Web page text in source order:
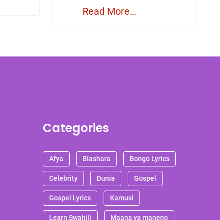
Read More…
Categories
Afya Biashara Bongo Lyrics
Celebrity Dunia Gospel
Gospel Lyrics Kamusi
Learn Swahili Maana ya maneno